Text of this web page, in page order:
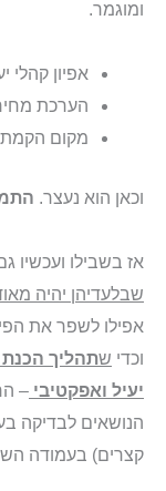
ומוגמר.
אפיון קהלי
הערכת
מקום הקמת
וכאן הוא נעצר.
אז בשבילו ועכשיו
שבלעדיהן יהיה
אפילו לשפר את
וכדי שתהליך הכנת
יעיל ואפקטיבי –
הנושאים לבדיקה
קצרים) בעמודה